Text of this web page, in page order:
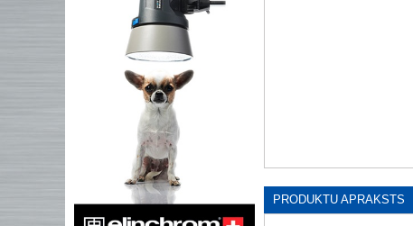
PRODUKTU APRAKSTS